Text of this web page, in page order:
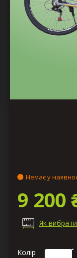
Немає у
9 200
Як
Колір